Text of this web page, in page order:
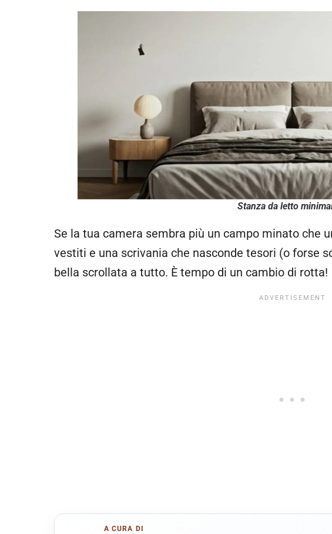
Stanza da letto
Se la tua camera sembra più un campo minato che
vestiti e una scrivania che nasconde tesori (o forse
bella scrollata a tutto. È tempo di un cambio di rotta!
A CURA DI